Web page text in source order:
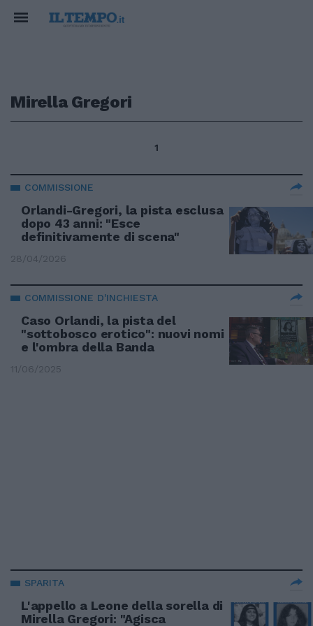
Mirella Gregori
1
COMMISSIONE
Orlandi-Gregori, la pista esclusa
dopo 43 anni: "Esce
definitivamente di scena"
28/04/2026
COMMISSIONE D'INCHIESTA
Caso Orlandi, la pista del
"sottobosco erotico": nuovi nomi
e l'ombra della Banda
11/06/2025
SPARITA
L'appello a Leone della sorella di
Mirella Gregori: "Agisca